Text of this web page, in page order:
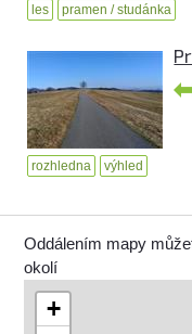
les pramen / studánka
rozhledna výhled
Oddálením mapy
okolí
+